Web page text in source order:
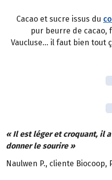
Cacao et sucre issus du
pur beurre de cacao,
Vaucluse… il faut bien tout
« Il est léger et croquant, il
donner le sourire »
Naulwen P., cliente Biocoop,